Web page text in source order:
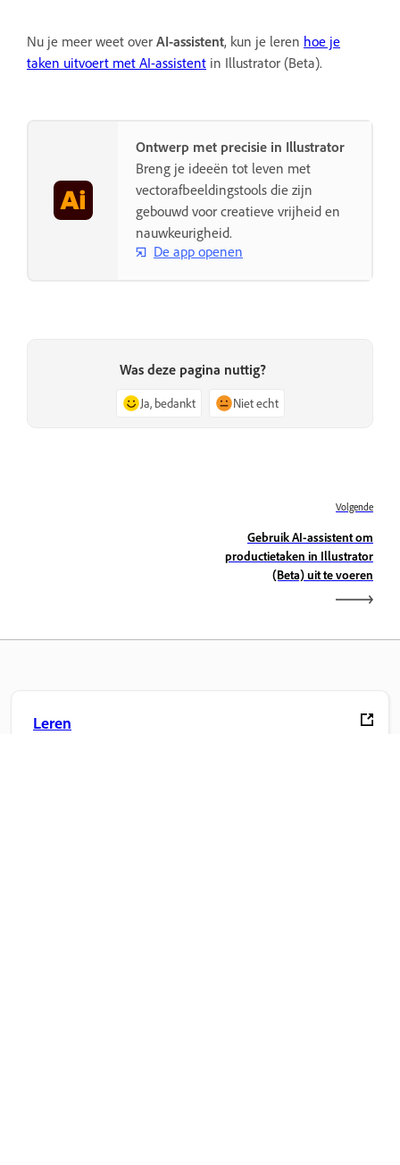
Nu je meer weet over AI-assistent, kun je leren hoe je
taken uitvoert met AI-assistent in Illustrator (Beta).
Ontwerp met precisie in Illustrator
Breng je ideeën tot leven met
vectorafbeeldingstools die zijn
gebouwd voor creatieve vrijheid en
nauwkeurigheid.
De app openen
Was deze pagina nuttig?
Ja, bedankt Niet echt
Volgende
Gebruik AI-assistent om
productietaken in Illustrator
(Beta) uit te voeren
Leren